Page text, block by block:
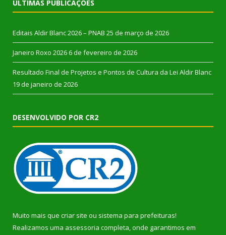
ÚLTIMAS PUBLICAÇÕES
Editais Aldir Blanc 2026 – PNAB 25 de março de 2026
Janeiro Roxo 2026 6 de fevereiro de 2026
Resultado Final de Projetos e Pontos de Cultura da Lei Aldir Blanc
19 de janeiro de 2026
DESENVOLVIDO POR CR2
Muito mais que criar site ou sistema para prefeituras!
Realizamos uma assessoria completa, onde garantimos em